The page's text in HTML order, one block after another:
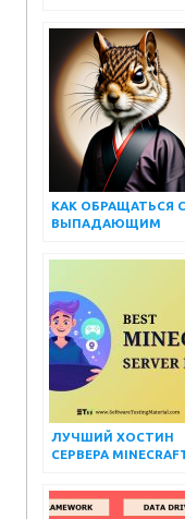
КАК ОБРАЩАТЬСЯ С
ВЫПАДАЮЩИМ
МНОЖЕСТВЕННЫМ
SELENIUM
ЛУЧШИЙ ХОСТИН
СЕРВЕРА
МОДИРОВАННЫЙ
СЕРВЕР 2022)